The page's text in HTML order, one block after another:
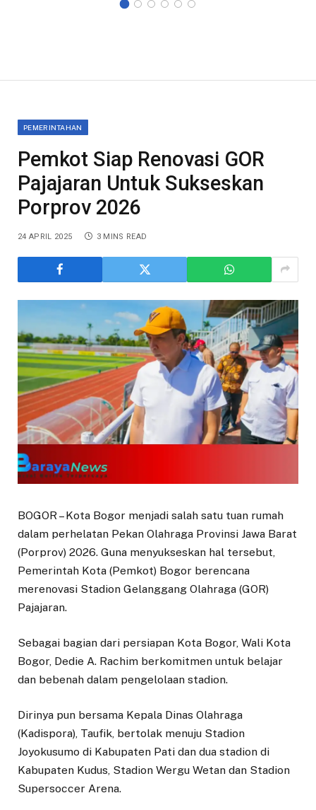
PEMERINTAHAN
Pemkot Siap Renovasi GOR
Pajajaran Untuk Sukseskan
Porprov 2026
24 APRIL 2025 3 MINS READ
BOGOR – Kota Bogor menjadi salah satu tuan rumah
dalam perhelatan Pekan Olahraga Provinsi Jawa Barat
(Porprov) 2026. Guna menyukseskan hal tersebut,
Pemerintah Kota (Pemkot) Bogor berencana
merenovasi Stadion Gelanggang Olahraga (GOR)
Pajajaran.
Sebagai bagian dari persiapan Kota Bogor, Wali Kota
Bogor, Dedie A. Rachim berkomitmen untuk belajar
dan bebenah dalam pengelolaan stadion.
Dirinya pun bersama Kepala Dinas Olahraga
(Kadispora), Taufik, bertolak menuju Stadion
Joyokusumo di Kabupaten Pati dan dua stadion di
Kabupaten Kudus, Stadion Wergu Wetan dan Stadion
Supersoccer Arena.